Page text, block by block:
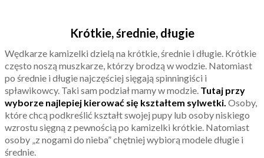
Krótkie, średnie, długie
Wędkarze kamizelki dzielą na krótkie, średnie i długie. Krótkie
często noszą muszkarze, którzy brodzą w wodzie. Natomiast
po średnie i długie najczęściej sięgają spinningiści i
spławikowcy. Taki sam podział mamy w modzie. Tutaj przy
wyborze najlepiej kierować się kształtem sylwetki. Osoby,
które chcą podkreślić kształt swojej pupy lub osoby niskiego
wzrostu sięgną z pewnością po kamizelki krótkie. Natomiast
osoby „z nogami do nieba” chętniej wybiorą modele długie i
średnie.